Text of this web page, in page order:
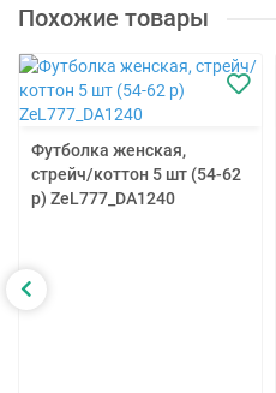
Похожие товары
Футболка женская,
стрейч/коттон 5 шт (54-62
р) ZeL777_DA1240